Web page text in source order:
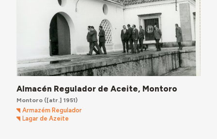
Almacén Regulador de Aceite, Montoro
Montoro([atr.] 1951)
Armazém Regulador
Lagar de Azeite